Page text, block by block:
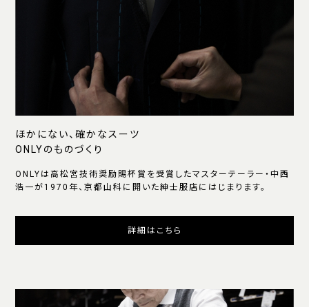
ほかにない、確かなスーツ
ONLYのものづくり
ONLYは高松宮技術奨励賜杯賞を受賞したマスターテーラー・中西
浩一が1970年、京都山科に開いた紳士服店にはじまります。
詳細はこちら